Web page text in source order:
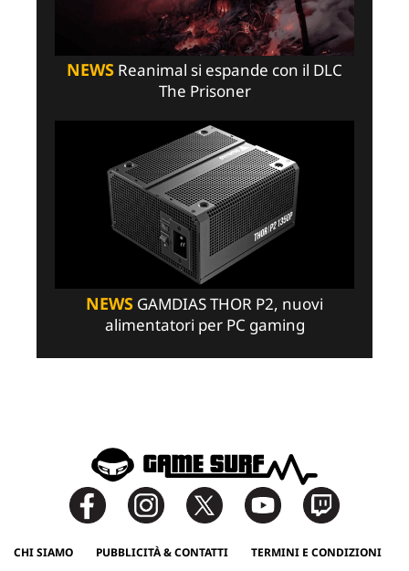
NEWS Reanimal si espande con il DLC
The Prisoner
NEWS GAMDIAS THOR P2, nuovi
alimentatori per PC gaming
CHI SIAMO PUBBLICITÀ & CONTATTI TERMINI E CONDIZIONI